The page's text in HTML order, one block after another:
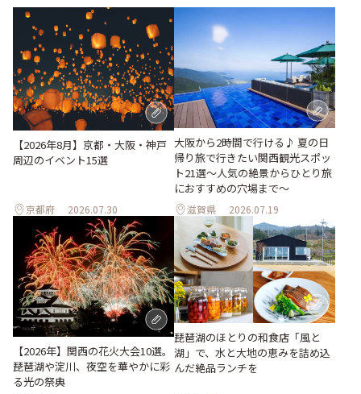
【2026年8月】京都・大阪・神戸
周辺のイベント15選
京都府 2026.07.30
大阪から2時間で行ける♪ 夏の日
帰り旅で行きたい関西観光スポッ
ト21選～人気の絶景からひとり旅
におすすめの穴場まで～
滋賀県 2026.07.19
【2026年】関西の花火大会10選。
琵琶湖や淀川、夜空を華やかに彩
る光の祭典
琵琶湖のほとりの和食店「風と
湖」で、水と大地の恵みを詰め込
んだ絶品ランチを